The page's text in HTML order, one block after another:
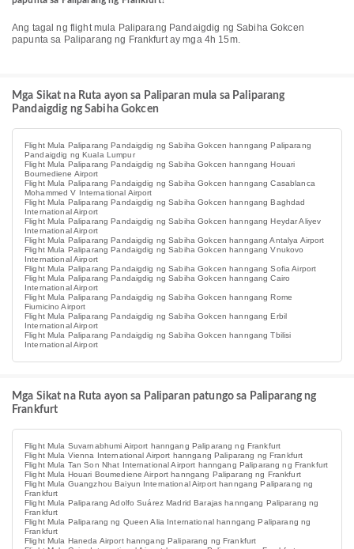
Ang tagal ng flight mula Paliparang Pandaigdig ng Sabiha Gokcen
papunta sa Paliparang ng Frankfurt ay mga 4h 15m.
Mga Sikat na Ruta ayon sa Paliparan mula sa Paliparang
Pandaigdig ng Sabiha Gokcen
Flight Mula Paliparang Pandaigdig ng Sabiha Gokcen hanngang Paliparang
Pandaigdig ng Kuala Lumpur
Flight Mula Paliparang Pandaigdig ng Sabiha Gokcen hanngang Houari
Boumediene Airport
Flight Mula Paliparang Pandaigdig ng Sabiha Gokcen hanngang Casablanca
Mohammed V International Airport
Flight Mula Paliparang Pandaigdig ng Sabiha Gokcen hanngang Baghdad
International Airport
Flight Mula Paliparang Pandaigdig ng Sabiha Gokcen hanngang Heydar Aliyev
International Airport
Flight Mula Paliparang Pandaigdig ng Sabiha Gokcen hanngang Antalya Airport
Flight Mula Paliparang Pandaigdig ng Sabiha Gokcen hanngang Vnukovo
International Airport
Flight Mula Paliparang Pandaigdig ng Sabiha Gokcen hanngang Sofia Airport
Flight Mula Paliparang Pandaigdig ng Sabiha Gokcen hanngang Cairo
International Airport
Flight Mula Paliparang Pandaigdig ng Sabiha Gokcen hanngang Rome
Fiumicino Airport
Flight Mula Paliparang Pandaigdig ng Sabiha Gokcen hanngang Erbil
International Airport
Flight Mula Paliparang Pandaigdig ng Sabiha Gokcen hanngang Tbilisi
International Airport
Mga Sikat na Ruta ayon sa Paliparan patungo sa Paliparang ng
Frankfurt
Flight Mula Suvarnabhumi Airport hanngang Paliparang ng Frankfurt
Flight Mula Vienna International Airport hanngang Paliparang ng Frankfurt
Flight Mula Tan Son Nhat International Airport hanngang Paliparang ng Frankfurt
Flight Mula Houari Boumediene Airport hanngang Paliparang ng Frankfurt
Flight Mula Guangzhou Baiyun International Airport hanngang Paliparang ng
Frankfurt
Flight Mula Paliparang Adolfo Suárez Madrid Barajas hanngang Paliparang ng
Frankfurt
Flight Mula Paliparang ng Queen Alia International hanngang Paliparang ng
Frankfurt
Flight Mula Haneda Airport hanngang Paliparang ng Frankfurt